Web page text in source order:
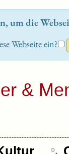
um die
Webseite ein?
&